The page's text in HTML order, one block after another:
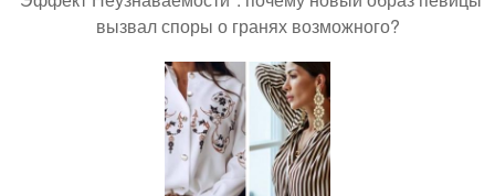
вызвал споры о гранях возможного?